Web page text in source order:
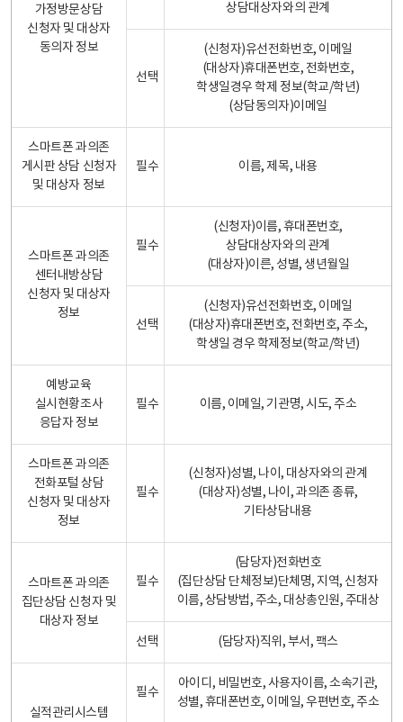
가정방문상담
신청자 및 대상자
동의자 정보
상담대상자와의 관계
선택
(신청자)유선전화번호, 이메일
(대상자)휴대폰번호, 전화번호,
학생일경우 학제 정보(학교/학년)
(상담동의자)이메일
스마트폰 과의존
게시판 상담 신청자
및 대상자 정보
필수 이름, 제목, 내용
스마트폰 과의존
센터내방상담
신청자 및 대상자
정보
필수
(신청자)이름, 휴대폰번호,
상담대상자와의 관계
(대상자)이른, 성별, 생년월일
선택
(신청자)유선전화번호, 이메일
(대상자)휴대폰번호, 전화번호, 주소,
학생일 경우 학제정보(학교/학년)
예방교육
실시현황조사
응답자 정보
필수 이름, 이메일, 기관명, 시도, 주소
스마트폰 과의존
전화포털 상담
신청자 및 대상자
정보
필수
(신청자)성별, 나이, 대상자와의 관계
(대상자)성별, 나이, 과의존 종류,
기타상담내용
스마트폰 과의존
집단상담 신청자 및
대상자 정보
필수
(담당자)전화번호
(집단상담 단체정보)단체명, 지역, 신청자
이름, 상담방법, 주소, 대상총인원, 주대상
선택 (담당자)직위, 부서, 팩스
실적관리시스템
필수
아이디, 비밀번호, 사용자이름, 소속기관,
성별, 휴대폰번호, 이메일, 우편번호, 주소